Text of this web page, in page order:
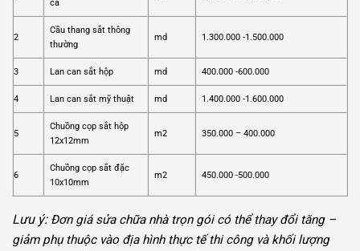
cá
2
Cầu thang sắt thông
thường
md 1.300.000 -1.500.000
3 Lan can sắt hộp md 400.000 -600.000
4 Lan can sắt mỹ thuật md 1.400.000 -1.600.000
5
Chuồng cọp sắt hộp
12x12mm
m2 350.000 – 400.000
6
Chuồng cọp sắt đặc
10x10mm
m2 450.000 -500.000
Lưu ý: Đơn giá sửa chữa nhà trọn gói có thể thay đổi tăng –
giảm phụ thuộc vào địa hình thực tế thi công và khối lượng